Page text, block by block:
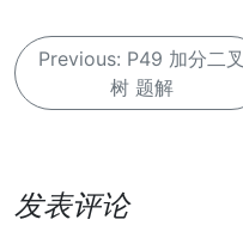
文
章
Previous: P49 加分二叉
树 题解
发表评论